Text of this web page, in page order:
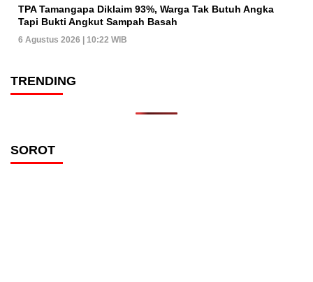
TPA Tamangapa Diklaim 93%, Warga Tak Butuh Angka
Tapi Bukti Angkut Sampah Basah
6 Agustus 2026 | 10:22 WIB
TRENDING
SOROT